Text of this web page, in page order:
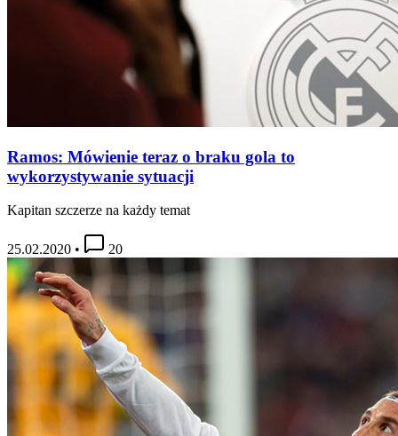
Ramos: Mówienie teraz o braku gola to
wykorzystywanie sytuacji
Kapitan szczerze na każdy temat
25.02.2020 • 20